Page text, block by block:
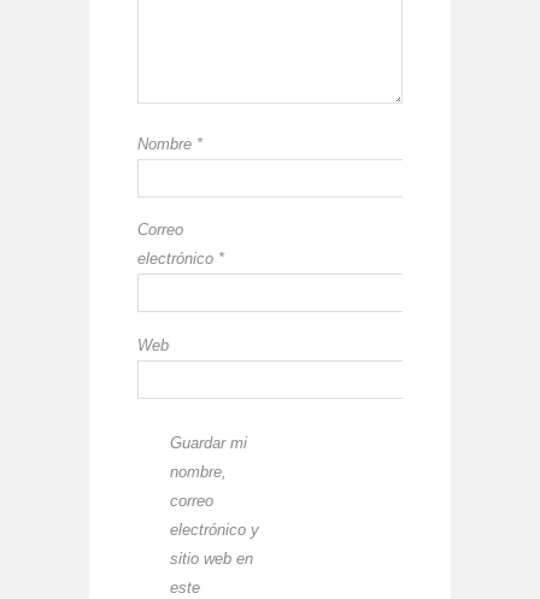
Nombre *
Correo
electrónico *
Web
Guardar mi
nombre,
correo
electrónico y
sitio web en
este